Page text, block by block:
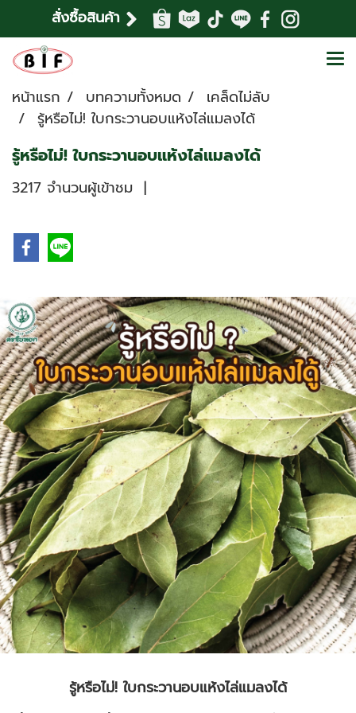
สั่งซื้อสินค้า
หน้าแรก บทความทั้งหมด
เคล็ดไม่ลับ
รู้หรือไม่! ใบกระวานอบแห้งไล่แมลงได้
รู้หรือไม่! ใบกระวานอบแห้งไล่แมลงได้
3217 จำนวนผู้เข้าชม |
รู้หรือไม่! ใบกระวานอบแห้งไล่แมลงได้